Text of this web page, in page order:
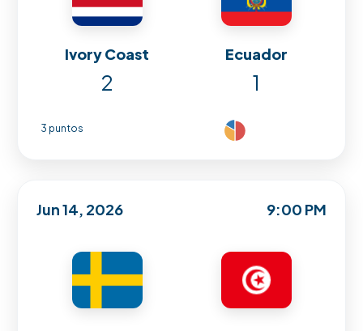
Ivory Coast Ecuador
2 1
3 puntos
Jun 14, 2026 9:00 PM